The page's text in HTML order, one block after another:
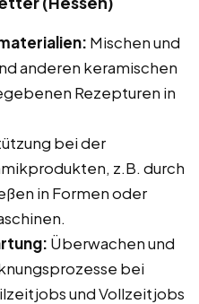
Mischen und
anderen keramischen
Rezepturen in
bei der
z.B. durch
in Formen oder
Überwachen und
bei
und Vollzeitjobs